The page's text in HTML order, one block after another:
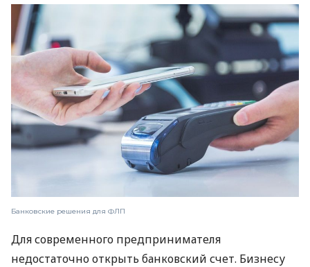
Банковские решения для ФЛП
Для современного предпринимателя
недостаточно открыть банковский счет. Бизнесу